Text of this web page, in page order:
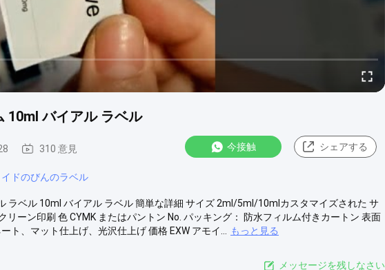
10ml バイアル ラベル
310 意見 今接触 シェアする
イドのびんのラベル
ラベル 10ml バイアル ラベル 簡単な詳細 サイズ 2ml/5ml/10mlカスタマイズされた サ
リーン印刷 色 CYMK またはパントン No. パッキング： 防水フィルム付きカートン 表面
、マット仕上げ、光沢仕上げ 価格 EXW アモイ...
もっと見る
メッセージを残しなさい